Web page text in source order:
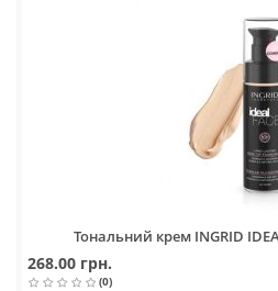
Тональний крем INGRID
268.00 грн.
(0)